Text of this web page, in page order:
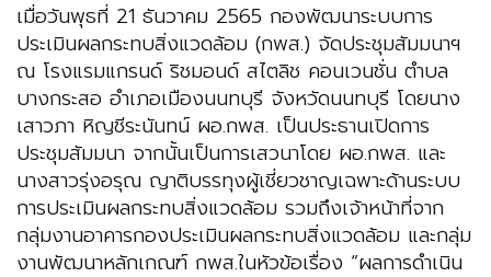
เมื่อวันพุธที่ 21 ธันวาคม 2565 กองพัฒนาระบบการ
ประเมินผลกระทบสิ่งแวดล้อม (กพส.) จัดประชุมสัมมนาฯ
ณ โรงแรมแกรนด์ ริชมอนด์ สไตลิช คอนเวนชั่น ตำบล
บางกระสอ อำเภอเมืองนนทบุรี จังหวัดนนทบุรี โดยนาง
เสาวภา หิญชีระนันทน์ ผอ.กพส. เป็นประธานเปิดการ
ประชุมสัมมนา จากนั้นเป็นการเสวนาโดย ผอ.กพส. และ
นางสาวรุ่งอรุณ ญาติบรรทุงผู้เชี่ยวชาญเฉพาะด้านระบบ
การประเมินผลกระทบสิ่งแวดล้อม รวมถึงเจ้าหน้าที่จาก
กลุ่มงานอาคารกองประเมินผลกระทบสิ่งแวดล้อม และกลุ่ม
งานพัฒนาหลักเกณฑ์ กพส.ในหัวข้อเรื่อง “ผลการดำเนิน